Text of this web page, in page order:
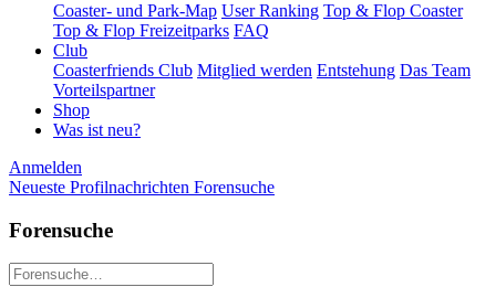
Coaster- und Park-Map User Ranking Top & Flop Coaster
Top & Flop Freizeitparks FAQ
Club
Coasterfriends Club Mitglied werden Entstehung Das Team
Vorteilspartner
Shop
Was ist neu?
Anmelden
Neueste Profilnachrichten Forensuche
Forensuche